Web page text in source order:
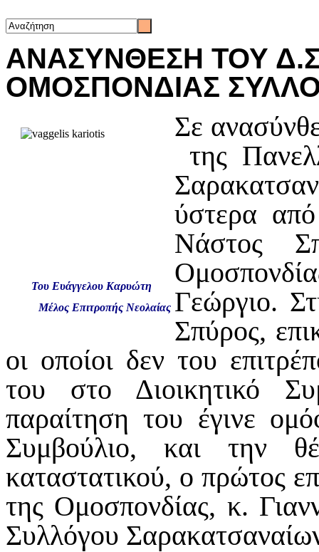
ΑΝΑΣΥΝΘΕΣΗ ΤΟΥ
ΟΜΟΣΠΟΝΔΙΑΣ
Του Ευάγγελου Καρυώτη
Μέλος Επιτροπής Νεολαίας
Σε
της
ύστερα
Νάστος
Γεώργιο.
Σπύρος,
οι οποίοι δεν του
του στο Διοικητικό
παραίτηση του έγινε
Συμβούλιο, και την
καταστατικού, ο πρώτος
της Ομοσπονδίας, κ.
Συλλόγου